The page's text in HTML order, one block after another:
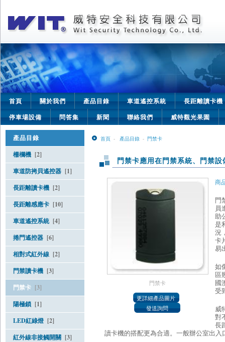
首頁 關於我們 產品目錄 車道遙控系統
長距離讀卡機
停車場設備
問答集 新聞 聯絡我們 威特觀光果園
產品目錄
柵欄機 [2]
車道防拷貝遙控器 [1]
長距離讀卡機 [2]
長距離感應卡 [10]
車道遙控系統 [4]
捲門遙控器 [6]
相對式紅外線 [2]
門禁讀卡機 [3]
門禁卡 [3]
陽極鎖 [1]
LED紅綠燈 [2]
紅外線非接觸開關 [3]
首頁 - 產品目錄 - 門禁卡
門禁卡應用在門禁系統、門禁
門禁卡
商
門
員
助
是
況
卡
易
如
區
國
受
威
對
長
讀卡機的搭配更為合適。一般辦公室出